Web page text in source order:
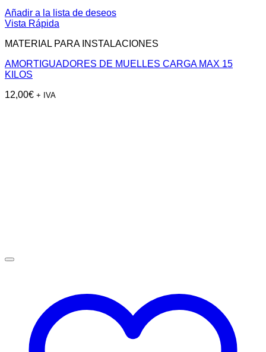
Añadir a la lista de deseos
Vista Rápida
MATERIAL PARA INSTALACIONES
AMORTIGUADORES DE MUELLES CARGA MAX 15
KILOS
12,00€ + IVA